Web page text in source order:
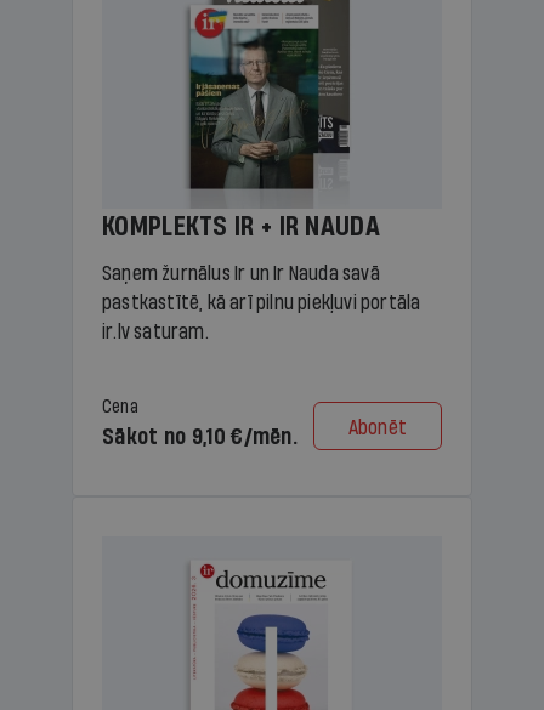
KOMPLEKTS IR + IR NAUDA
Saņem žurnālus Ir un Ir Nauda savā
pastkastītē, kā arī pilnu piekļuvi portāla
ir.lv saturam.
Cena
Sākot no 9,10 €/mēn. Abonēt